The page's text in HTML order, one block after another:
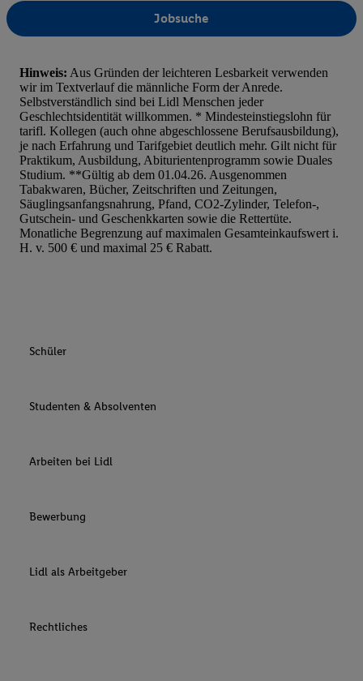
Jobsuche
Hinweis: Aus Gründen der leichteren Lesbarkeit verwenden
wir im Textverlauf die männliche Form der Anrede.
Selbstverständlich sind bei Lidl Menschen jeder
Geschlechtsidentität willkommen. * Mindesteinstiegslohn für
tarifl. Kollegen (auch ohne abgeschlossene Berufsausbildung),
je nach Erfahrung und Tarifgebiet deutlich mehr. Gilt nicht für
Praktikum, Ausbildung, Abiturientenprogramm sowie Duales
Studium. **Gültig ab dem 01.04.26. Ausgenommen
Tabakwaren, Bücher, Zeitschriften und Zeitungen,
Säuglingsanfangsnahrung, Pfand, CO2-Zylinder, Telefon-,
Gutschein- und Geschenkkarten sowie die Rettertüte.
Monatliche Begrenzung auf maximalen Gesamteinkaufswert i.
H. v. 500 € und maximal 25 € Rabatt.
Schüler
Studenten & Absolventen
Arbeiten bei Lidl
Bewerbung
Lidl als Arbeitgeber
Rechtliches
automatisch übermittelter Informationen, Messung des Erfolgs
Werbekampagnen durch TTD und Nutzung der
Verwendung genauer Standortdaten. Erstellung von Profilen
Werbung. Speichern von oder Zugriff auf Informationen auf
Entwicklung und Verbesserung der Angebote. Analyse von
Statistiken oder Kombinationen von Daten aus verschiedenen
Verwendung reduzierter Daten zur Auswahl von
Werbeleistung. Verwendung von Profilen zur Auswahl
Werbung.
Liste der Partner (Lieferanten)